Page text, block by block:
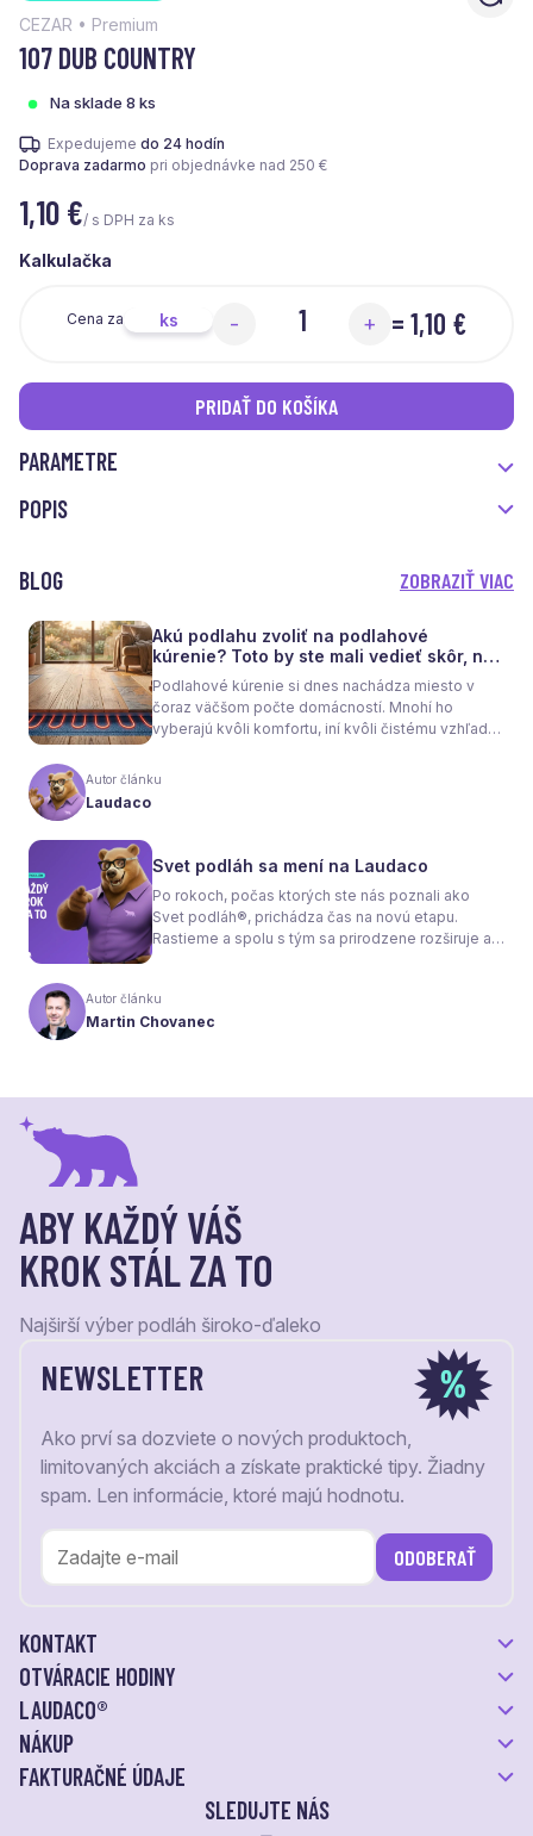
CEZAR • Premium
107 DUB COUNTRY
Na sklade 8 ks
Expedujeme do 24 hodín
Doprava zadarmo pri objednávke nad 250 €
1,10 €/ s DPH za ks
Kalkulačka
Cena za ks - + = 1,10 €
PRIDAŤ DO KOŠÍKA
PARAMETRE
POPIS
BLOG ZOBRAZIŤ VIAC
Akú podlahu zvoliť na podlahové
kúrenie? Toto by ste mali vedieť skôr, než
sa rozhodnete
Podlahové kúrenie si dnes nachádza miesto v
čoraz väčšom počte domácností. Mnohí ho
vyberajú kvôli komfortu, iní kvôli čistému vzhľadu
nielen na pocit tepla v miestnosti, ale aj na
spotrebu energie a celkové fungovanie kúrenia.
Autor článku
Laudaco
Svet podláh sa mení na Laudaco
Po rokoch, počas ktorých ste nás poznali ako
Svet podláh®, prichádza čas na novú etapu.
Rastieme a spolu s tým sa prirodzene rozširuje aj
vizuálnou identitou. Naším cieľom je, aby každý
váš krok stál za to.
Autor článku
Martin Chovanec
ABY KAŽDÝ VÁŠ
KROK STÁL ZA TO
Najširší výber podláh široko-ďaleko
NEWSLETTER
Ako prví sa dozviete o nových produktoch,
limitovaných akciách a získate praktické tipy. Žiadny
spam. Len informácie, ktoré majú hodnotu.
ODOBERAŤ
KONTAKT
OTVÁRACIE HODINY
LAUDACO®
NÁKUP
FAKTURAČNÉ ÚDAJE
SLEDUJTE NÁS